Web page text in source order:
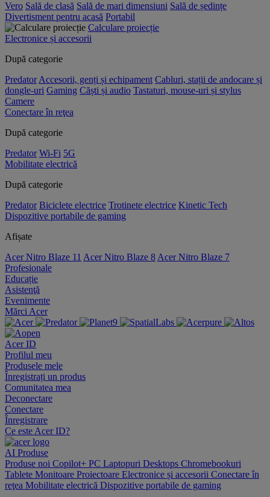
Vero Sală de clasă Sală de mari dimensiuni Sală de ședințe
Divertisment pentru acasă Portabil
Calculare proiecție
Electronice și accesorii
După categorie
Predator Accesorii, genți și echipament Cabluri, stații de andocare și
dongle-uri Gaming Căști și audio Tastaturi, mouse-uri și stylus
Camere
Conectare în reţea
După categorie
Predator Wi-Fi 5G
Mobilitate electrică
După categorie
Predator Biciclete electrice Trotinete electrice Kinetic Tech
Dispozitive portabile de gaming
Afișate
Acer Nitro Blaze 11 Acer Nitro Blaze 8 Acer Nitro Blaze 7
Profesionale
Educație
Asistenţă
Evenimente
Mărci Acer
Acer ID
Profilul meu
Produsele mele
Înregistrați un produs
Comunitatea mea
Deconectare
Conectare
Înregistrare
Ce este Acer ID?
AI Produse
Produse noi Copilot+ PC Laptopuri Desktops Chromebookuri
Tablete Monitoare Proiectoare Electronice și accesorii Conectare în
reţea Mobilitate electrică Dispozitive portabile de gaming